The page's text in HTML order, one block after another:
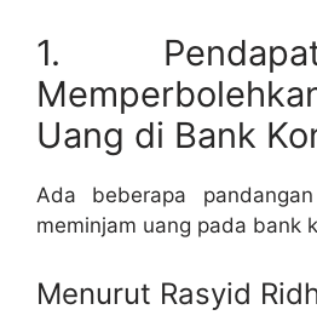
1.
Uang di Bank
Ada beberapa
meminjam uang pada bank
Menurut Rasyid